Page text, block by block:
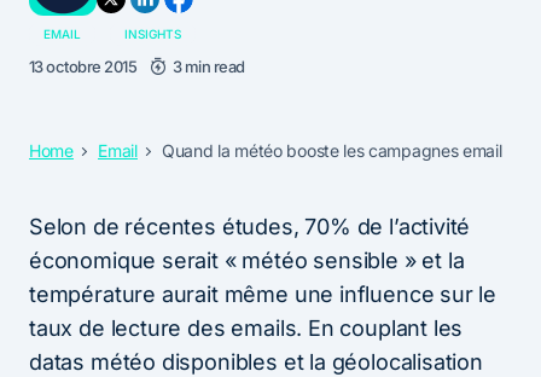
EMAIL INSIGHTS
13 octobre 2015 3 min read
Home Email Quand la météo booste les campagnes email
Selon de récentes études, 70% de l’activité
économique serait « météo sensible » et la
température aurait même une influence sur le
taux de lecture des emails. En couplant les
datas météo disponibles et la géolocalisation